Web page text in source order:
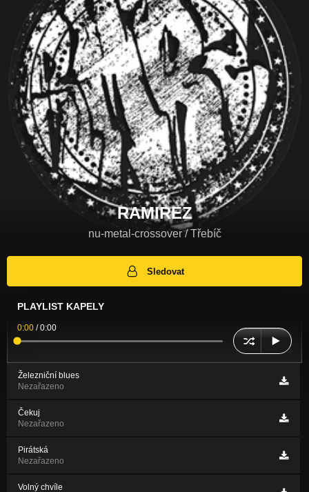
RAMIREZ
nu-metal-crossover / Třebíč
Sledovat
PLAYLIST KAPELY
0:00 /0:00
Železniční blues
Nezařazeno
Čekuj
Nezařazeno
Pirátská
Nezařazeno
Volný chvíle